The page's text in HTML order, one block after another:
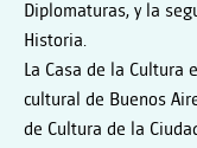
Diplomaturas, y la
Historia.
La Casa de la
cultural de Buenos
de Cultura de la